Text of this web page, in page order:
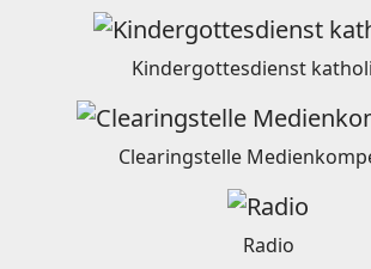
Kindergottesdienst
Clearingstelle
Radio